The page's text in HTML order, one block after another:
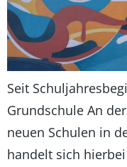
Seit
Grundschule An
neuen Schulen in
handelt sich